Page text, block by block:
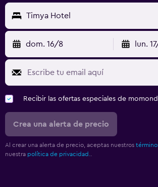
Timya Hotel
dom. 16/8 lun.
Recibir las ofertas especiales de
Crea una alerta de precio
Al crear una alerta de precio, aceptas nuestros
nuestra política de privacidad.